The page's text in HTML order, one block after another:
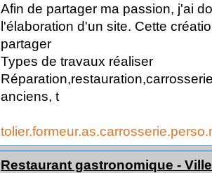
Afin de partager ma passion, j'ai
l'élaboration d'un site. Cette
partager
Types de travaux réaliser
anciens, t
Restaurant gastronomique -